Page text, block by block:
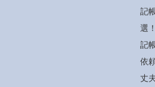
記
選！
記
依
丈